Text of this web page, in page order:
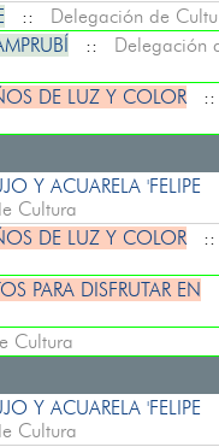
:: Delegación de
:: Delegación
DE LUZ Y COLOR
Y ACUARELA 'FELIPE
Cultura
DE LUZ Y COLOR
PARA DISFRUTAR EN
Cultura
Y ACUARELA 'FELIPE
Cultura